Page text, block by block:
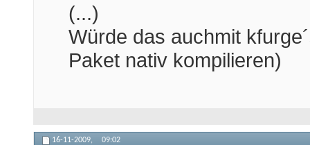
(...)
Würde das auchmit
Paket nativ kompilieren)
16-11-2009, 09:02